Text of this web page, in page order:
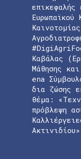
επικεφαλής
Ευρωπαϊκού
Καβάλας
Μάθησης
ena
δια ζώσης
θέμα:
πρόβλεψη